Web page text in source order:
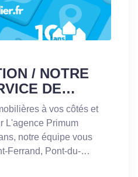
/ NOTRE
DE
DANS LE
(63)
à vos côtés et
L'agence Primum
notre équipe vous
Ferrand, Pont-du-
du département du